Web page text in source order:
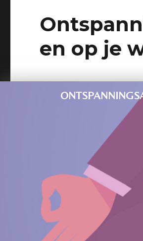
en op je
ontspanningsapp
app
apps meditatie
meditatie en
mindfulapp
ontspannen
ontspanningsapp,
overspannen,stress
werkplekoefening
yoga
app
Laat een reactie achter